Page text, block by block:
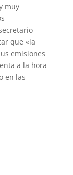
muy
que «la
emisiones
a la hora
en las